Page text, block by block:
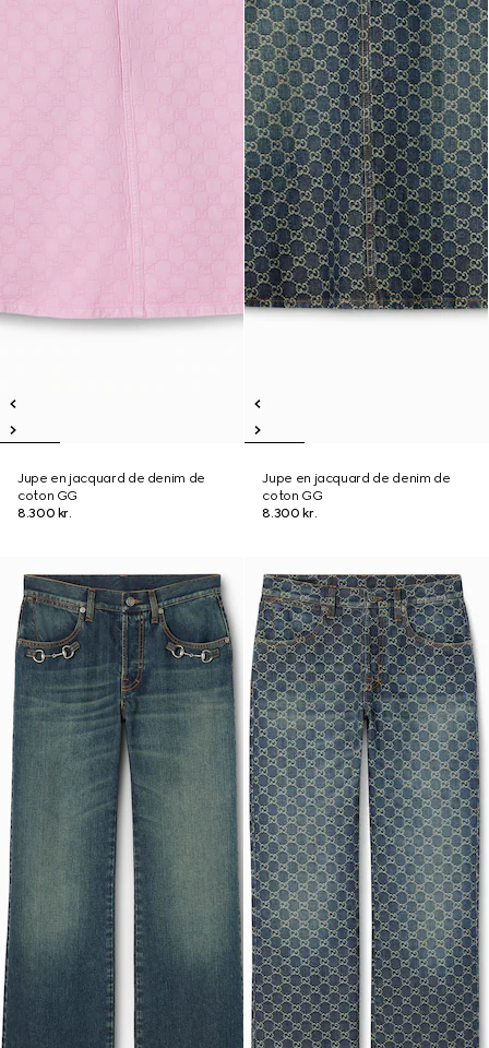
Jupe en jacquard de denim de
coton GG
8.300 kr.
Jupe en jacquard de denim de
coton GG
8.300 kr.